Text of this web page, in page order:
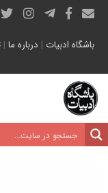
باشگاه ادبیات | درباره ما |